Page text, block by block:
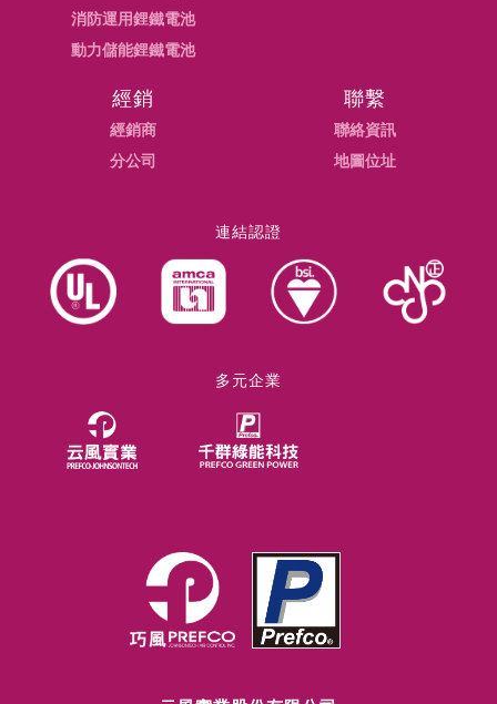
消防運用鋰鐵電池
動力儲能鋰鐵電池
經銷
經銷商
分公司
聯繫
聯絡資訊
地圖位址
連結認證
多元企業